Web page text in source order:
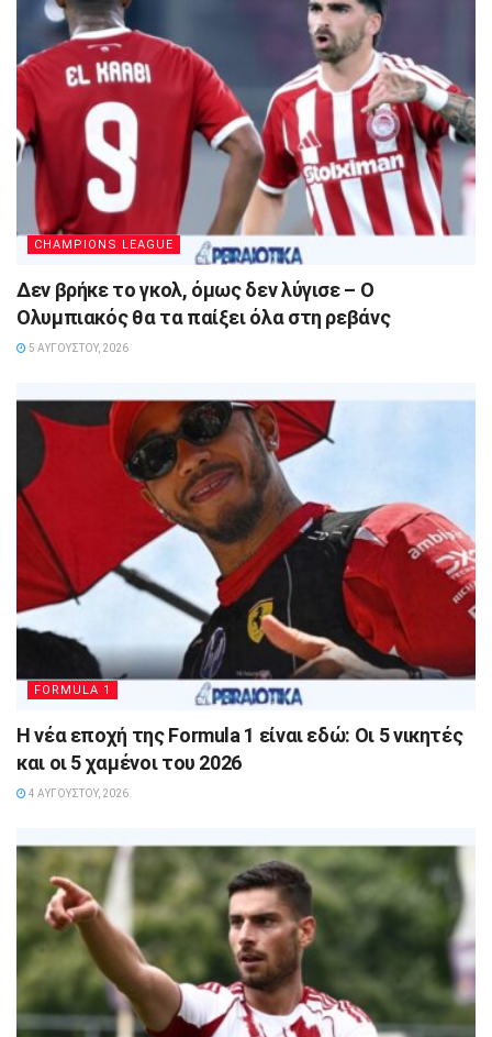
CHAMPIONS LEAGUE
Δεν βρήκε το γκολ, όμως δεν λύγισε – Ο
Ολυμπιακός θα τα παίξει όλα στη ρεβάνς
5 ΑΥΓΟΎΣΤΟΥ, 2026
FORMULA 1
Η νέα εποχή της Formula 1 είναι εδώ: Οι 5 νικητές
και οι 5 χαμένοι του 2026
4 ΑΥΓΟΎΣΤΟΥ, 2026